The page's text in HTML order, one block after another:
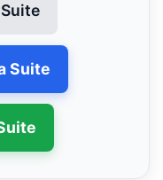
Suite